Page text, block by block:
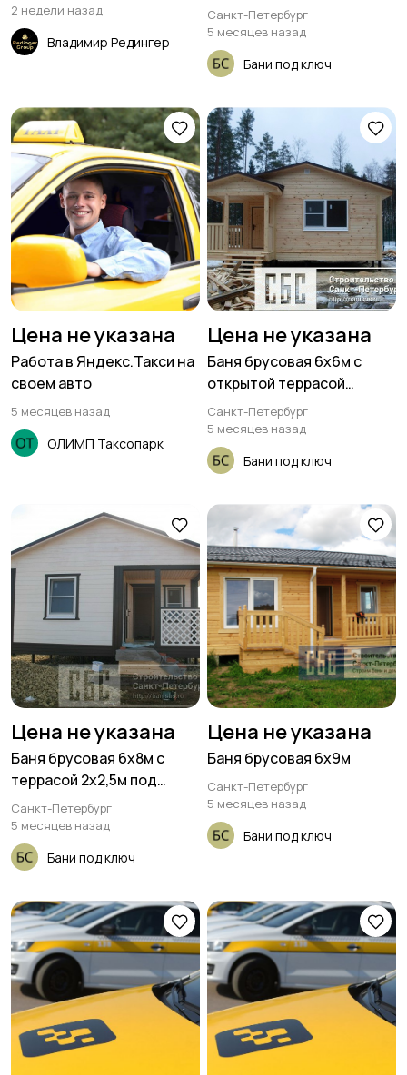
2 недели назад
Владимир Редингер
100х150мм с террасой
2х2,5м
Санкт-Петербург
5 месяцев назад
Бани под ключ
Цена не указана
Работа в Яндекс.Такси на
своем авто
5 месяцев назад
ОЛИМП Таксопарк
Цена не указана
Баня брусовая 6х6м с
открытой террасой
2,5х2,5м
Санкт-Петербург
5 месяцев назад
Бани под ключ
Цена не указана
Баня брусовая 6х8м с
террасой 2х2,5м под
общей кровлей
Санкт-Петербург
5 месяцев назад
Бани под ключ
Цена не указана
Баня брусовая 6х9м
Санкт-Петербург
5 месяцев назад
Бани под ключ